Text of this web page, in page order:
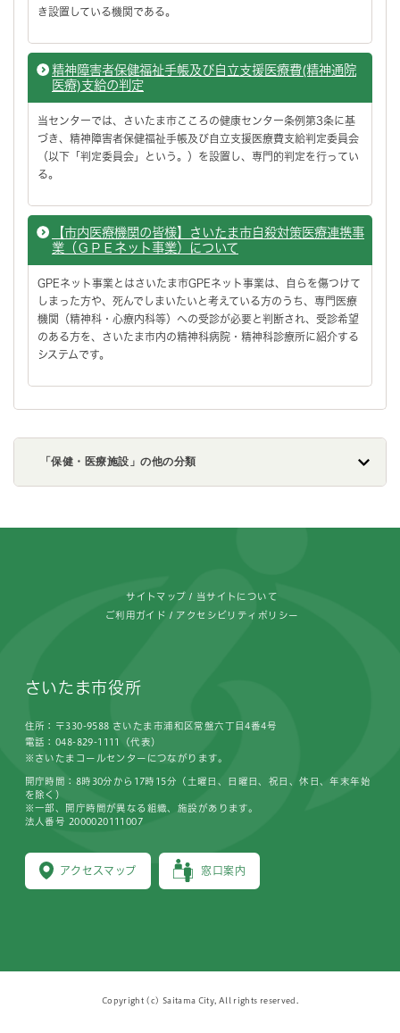
き設置している機関である。
精神障害者保健福祉手帳及び自立支援医療費(精神通院
医療)支給の判定
当センターでは、さいたま市こころの健康センター条例第3条に基
づき、精神障害者保健福祉手帳及び自立支援医療費支給判定委員会
（以下「判定委員会」という。）を設置し、専門的判定を行ってい
る。
【市内医療機関の皆様】さいたま市自殺対策医療連携事
業（ＧＰＥネット事業）について
GPEネット事業とはさいたま市GPEネット事業は、自らを傷つけて
しまった方や、死んでしまいたいと考えている方のうち、専門医療
機関（精神科・心療内科等）への受診が必要と判断され、受診希望
のある方を、さいたま市内の精神科病院・精神科診療所に紹介する
システムです。
「保健・医療施設」の他の分類
サイトマップ 当サイトについて
ご利用ガイド アクセシビリティポリシー
さいたま市役所
住所：〒330-9588 さいたま市浦和区常盤六丁目4番4号
電話：048-829-1111（代表）
※さいたまコールセンターにつながります。
アクセスマップ 窓口案内
開庁時間：8時30分から17時15分（土曜日、日曜日、祝日、休日、年末年始
を除く）
※一部、開庁時間が異なる組織、施設があります。
法人番号 2000020111007
Copyright (c) Saitama City, All rights reserved.